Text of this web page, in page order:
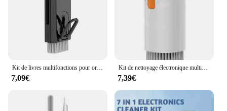
7,09€
Kit de nettoyage électronique multifonctionnel 20 en 1, avec vaporisateur, clavier, écouteurs, pour livres
7,39€